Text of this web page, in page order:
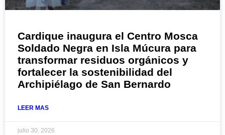
Cardique inaugura el Centro Mosca
Soldado Negra en Isla Múcura para
transformar residuos orgánicos y
fortalecer la sostenibilidad del
Archipiélago de San Bernardo
LEER MAS
julio 30, 2026